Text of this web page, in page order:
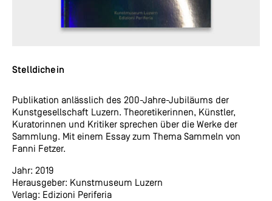
Stelldichein
Publikation anlässlich des 200-Jahre-Jubiläums der
Kunstgesellschaft Luzern. Theoretikerinnen, Künstler,
Kuratorinnen und Kritiker sprechen über die Werke der
Sammlung. Mit einem Essay zum Thema Sammeln von
Fanni Fetzer.
Jahr: 2019
Herausgeber: Kunstmuseum Luzern
Verlag: Edizioni Periferia